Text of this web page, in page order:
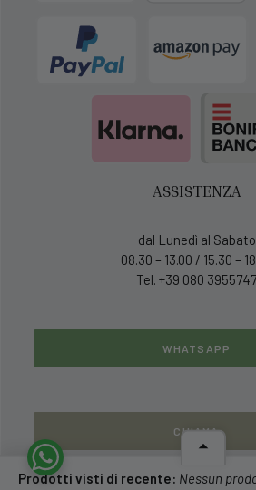
ASSISTENZA
dal Lunedì al Sabato
08.30 – 13.00 / 15.30 –
Tel. +39 080 3955747
WHATSAPP
CHIAMA
Prodotti visti di recente: Nessun